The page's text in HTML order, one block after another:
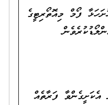
ފޯމް މިއޮތޯރިޓީގެ
ފަރާތެއް